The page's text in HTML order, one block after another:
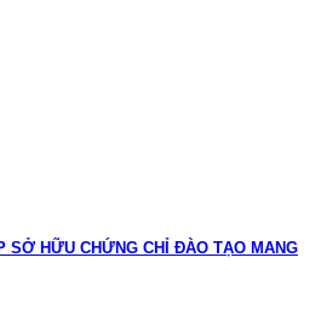
SỞ HỮU CHỨNG CHỈ ĐÀO TẠO MANG